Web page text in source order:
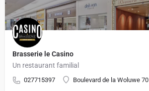
Brasserie le Casino
Un restaurant familial
027715397 Boulevard de la Woluwe 70